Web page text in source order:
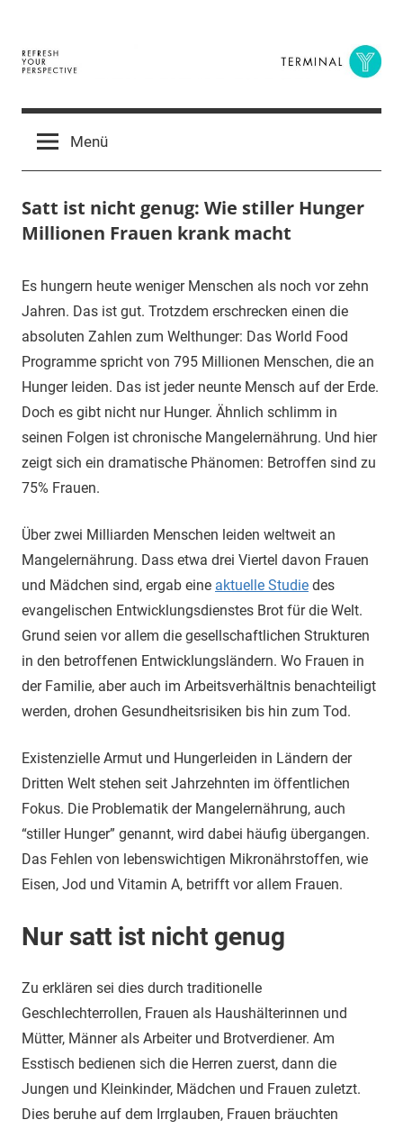
springen
Terminal
Y
Digital
BusinessMenü
Satt ist nicht genug: Wie stiller Hunger
Millionen Frauen krank macht
16.
Oktober
2015
terminal-
y
Urbi
et
orbi
Es hungern heute weniger Menschen als noch vor zehn
Jahren. Das ist gut. Trotzdem erschrecken einen die
absoluten Zahlen zum Welthunger: Das World Food
Programme spricht von 795 Millionen Menschen, die an
Hunger leiden. Das ist jeder neunte Mensch auf der Erde.
Doch es gibt nicht nur Hunger. Ähnlich schlimm in
seinen Folgen ist chronische Mangelernährung. Und hier
zeigt sich ein dramatische Phänomen: Betroffen sind zu
75% Frauen.
Über zwei Milliarden Menschen leiden weltweit an
Mangelernährung. Dass etwa drei Viertel davon Frauen
und Mädchen sind, ergab eine aktuelle Studie des
evangelischen Entwicklungsdienstes Brot für die Welt.
Grund seien vor allem die gesellschaftlichen Strukturen
in den betroffenen Entwicklungsländern. Wo Frauen in
der Familie, aber auch im Arbeitsverhältnis benachteiligt
werden, drohen Gesundheitsrisiken bis hin zum Tod.
Existenzielle Armut und Hungerleiden in Ländern der
Dritten Welt stehen seit Jahrzehnten im öffentlichen
Fokus. Die Problematik der Mangelernährung, auch
“stiller Hunger” genannt, wird dabei häufig übergangen.
Das Fehlen von lebenswichtigen Mikronährstoffen, wie
Eisen, Jod und Vitamin A, betrifft vor allem Frauen.
Nur satt ist nicht genug
Zu erklären sei dies durch traditionelle
Geschlechterrollen, Frauen als Haushälterinnen und
Mütter, Männer als Arbeiter und Brotverdiener. Am
Esstisch bedienen sich die Herren zuerst, dann die
Jungen und Kleinkinder, Mädchen und Frauen zuletzt.
Dies beruhe auf dem Irrglauben, Frauen bräuchten